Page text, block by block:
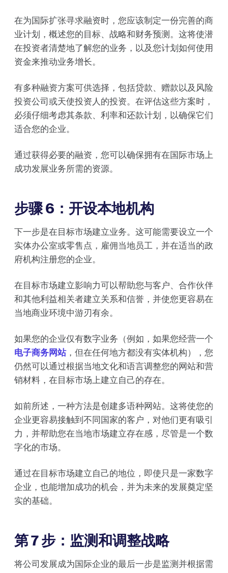
在为国际扩张寻求融资时，您应该制定一份完善的商
业计划，概述您的目标、战略和财务预测。这将使潜
在投资者清楚地了解您的业务，以及您计划如何使用
资金来推动业务增长。
有多种融资方案可供选择，包括贷款、赠款以及风险
投资公司或天使投资人的投资。在评估这些方案时，
必须仔细考虑其条款、利率和还款计划，以确保它们
适合您的企业。
通过获得必要的融资，您可以确保拥有在国际市场上
成功发展业务所需的资源。
步骤 6：开设本地机构
下一步是在目标市场建立业务。这可能需要设立一个
实体办公室或零售点，雇佣当地员工，并在适当的政
府机构注册您的企业。
在目标市场建立影响力可以帮助您与客户、合作伙伴
和其他利益相关者建立关系和信誉，并使您更容易在
当地商业环境中游刃有余。
如果您的企业仅有数字业务（例如，如果您经营一个
电子商务网站，但在任何地方都没有实体机构），您
仍然可以通过根据当地文化和语言调整您的网站和营
销材料，在目标市场上建立自己的存在。
如前所述，一种方法是创建多语种网站。这将使您的
企业更容易接触到不同国家的客户，对他们更有吸引
力，并帮助您在当地市场建立存在感，尽管是一个数
字化的市场。
通过在目标市场建立自己的地位，即使只是一家数字
企业，也能增加成功的机会，并为未来的发展奠定坚
实的基础。
第 7 步：监测和调整战略
将公司发展成为国际企业的最后一步是监测并根据需